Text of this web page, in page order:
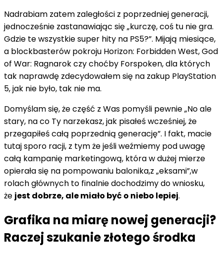
Nadrabiam zatem zaległości z poprzedniej generacji,
jednocześnie zastanawiając się „kurczę, coś tu nie gra.
Gdzie te wszystkie super hity na PS5?”. Mijają miesiące,
a blockbasterów pokroju Horizon: Forbidden West, God
of War: Ragnarok czy choćby Forspoken, dla których
tak naprawdę zdecydowałem się na zakup PlayStation
5, jak nie było, tak nie ma.
Domyślam się, że część z Was pomyśli pewnie „No ale
stary, na co Ty narzekasz, jak pisałeś wcześniej, że
przegapiłeś całą poprzednią generację”. I fakt, macie
tutaj sporo racji, z tym że jeśli weźmiemy pod uwagę
całą kampanię marketingową, która w dużej mierze
opierała się na pompowaniu balonika,z „eksami”,w
rolach głównych to finalnie dochodzimy do wniosku,
że jest dobrze, ale miało być o niebo lepiej.
Grafika na miarę nowej generacji?
Raczej szukanie złotego środka